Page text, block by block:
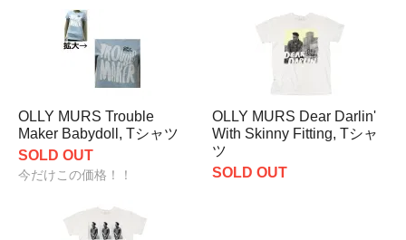
OLLY MURS Trouble
Maker Babydoll, Tシャツ
SOLD OUT
今だけこの価格！！
OLLY MURS Dear Darlin'
With Skinny Fitting, Tシャ
ツ
SOLD OUT